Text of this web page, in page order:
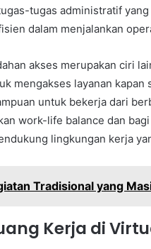
tugas administratif
dalam menjalankan
akses merupakan ciri
mengakses layanan
untuk bekerja dari
work-life balance dan
lingkungan kerja
Tradisional yang
Kerja di